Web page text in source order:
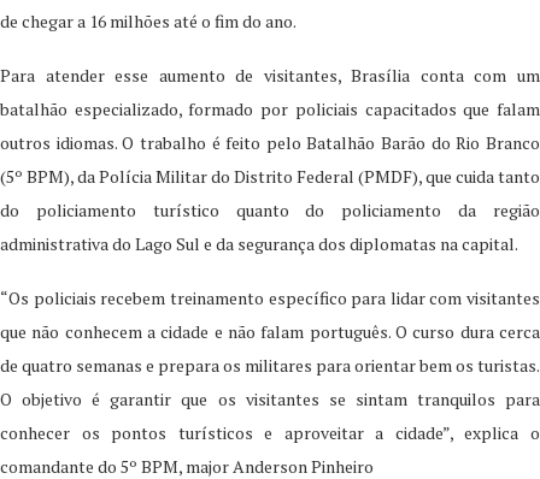
de chegar a 16 milhões até o fim do ano.
Para atender esse aumento de visitantes, Brasília conta com um
batalhão especializado, formado por policiais capacitados que falam
outros idiomas. O trabalho é feito pelo Batalhão Barão do Rio Branco
(5º BPM), da Polícia Militar do Distrito Federal (PMDF), que cuida tanto
do policiamento turístico quanto do policiamento da região
administrativa do Lago Sul e da segurança dos diplomatas na capital.
“Os policiais recebem treinamento específico para lidar com visitantes
que não conhecem a cidade e não falam português. O curso dura cerca
de quatro semanas e prepara os militares para orientar bem os turistas.
O objetivo é garantir que os visitantes se sintam tranquilos para
conhecer os pontos turísticos e aproveitar a cidade”, explica o
comandante do 5º BPM, major Anderson Pinheiro